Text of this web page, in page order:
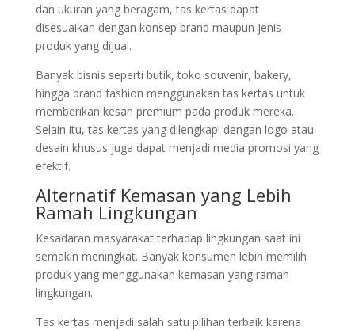
dan ukuran yang beragam, tas kertas dapat
disesuaikan dengan konsep brand maupun jenis
produk yang dijual.
Banyak bisnis seperti butik, toko souvenir, bakery,
hingga brand fashion menggunakan tas kertas untuk
memberikan kesan premium pada produk mereka.
Selain itu, tas kertas yang dilengkapi dengan logo atau
desain khusus juga dapat menjadi media promosi yang
efektif.
Alternatif Kemasan yang Lebih
Ramah Lingkungan
Kesadaran masyarakat terhadap lingkungan saat ini
semakin meningkat. Banyak konsumen lebih memilih
produk yang menggunakan kemasan yang ramah
lingkungan.
Tas kertas menjadi salah satu pilihan terbaik karena